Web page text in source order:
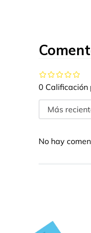
0 Calificación
Más
No hay